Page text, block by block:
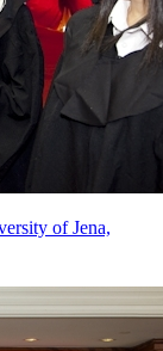
of Jena,